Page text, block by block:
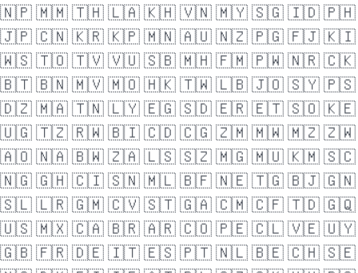
🇳🇵🇲🇲🇹🇭🇱🇦🇰🇭🇻🇳🇲🇾🇸🇬🇮🇩🇵🇭
🇯🇵🇨🇳🇰🇷🇰🇵🇲🇳🇦🇺🇳🇿🇵🇬🇫🇯🇰🇮
🇼🇸🇹🇴🇹🇻🇻🇺🇸🇧🇲🇭🇫🇲🇵🇼🇳🇷🇨🇰
🇧🇹🇧🇳🇲🇻🇲🇴🇭🇰🇹🇼🇱🇧🇯🇴🇸🇾🇵🇸
🇩🇿🇲🇦🇹🇳🇱🇾🇪🇬🇸🇩🇪🇷🇪🇹🇸🇴🇰🇪
🇺🇬🇹🇿🇷🇼🇧🇮🇨🇩🇨🇬🇿🇲🇲🇼🇲🇿🇿🇼
🇦🇴🇳🇦🇧🇼🇿🇦🇱🇸🇸🇿🇲🇬🇲🇺🇰🇲🇸🇨
🇳🇬🇬🇭🇨🇮🇸🇳🇲🇱🇧🇫🇳🇪🇹🇬🇧🇯🇬🇳
🇸🇱🇱🇷🇬🇲🇨🇻🇸🇹🇬🇦🇨🇲🇨🇫🇹🇩🇬🇶
🇺🇸🇲🇽🇨🇦🇧🇷🇦🇷🇨🇴🇵🇪🇨🇱🇻🇪🇺🇾
🇬🇧🇫🇷🇩🇪🇮🇹🇪🇸🇵🇹🇳🇱🇧🇪🇨🇭🇸🇪